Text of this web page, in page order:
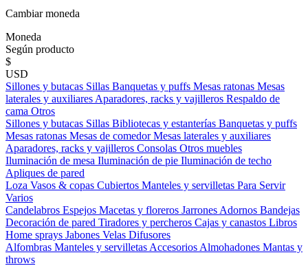
Cambiar moneda
Moneda
Según producto
$
USD
Sillones y butacas Sillas Banquetas y puffs Mesas ratonas Mesas
laterales y auxiliares Aparadores, racks y vajilleros Respaldo de
cama Otros
Sillones y butacas Sillas Bibliotecas y estanterías Banquetas y puffs
Mesas ratonas Mesas de comedorMesas laterales y auxiliares
Aparadores, racks y vajilleros Consolas Otros muebles
Iluminación de mesa Iluminación de pie Iluminación de techo
Apliques de pared
Loza Vasos & copas Cubiertos Manteles y servilletas Para Servir
Varios
Candelabros Espejos Macetas y floreros Jarrones Adornos Bandejas
Decoración de pared Tiradores y percheros Cajas y canastos Libros
Home sprays Jabones Velas Difusores
Alfombras Manteles y servilletas Accesorios Almohadones Mantas y
throws